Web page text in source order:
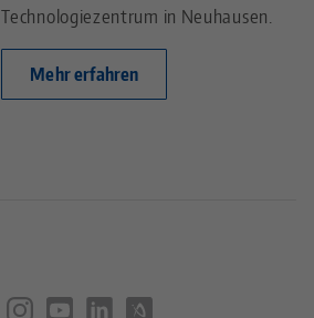
Technologiezentrum in Neuhausen.
Mehr erfahren